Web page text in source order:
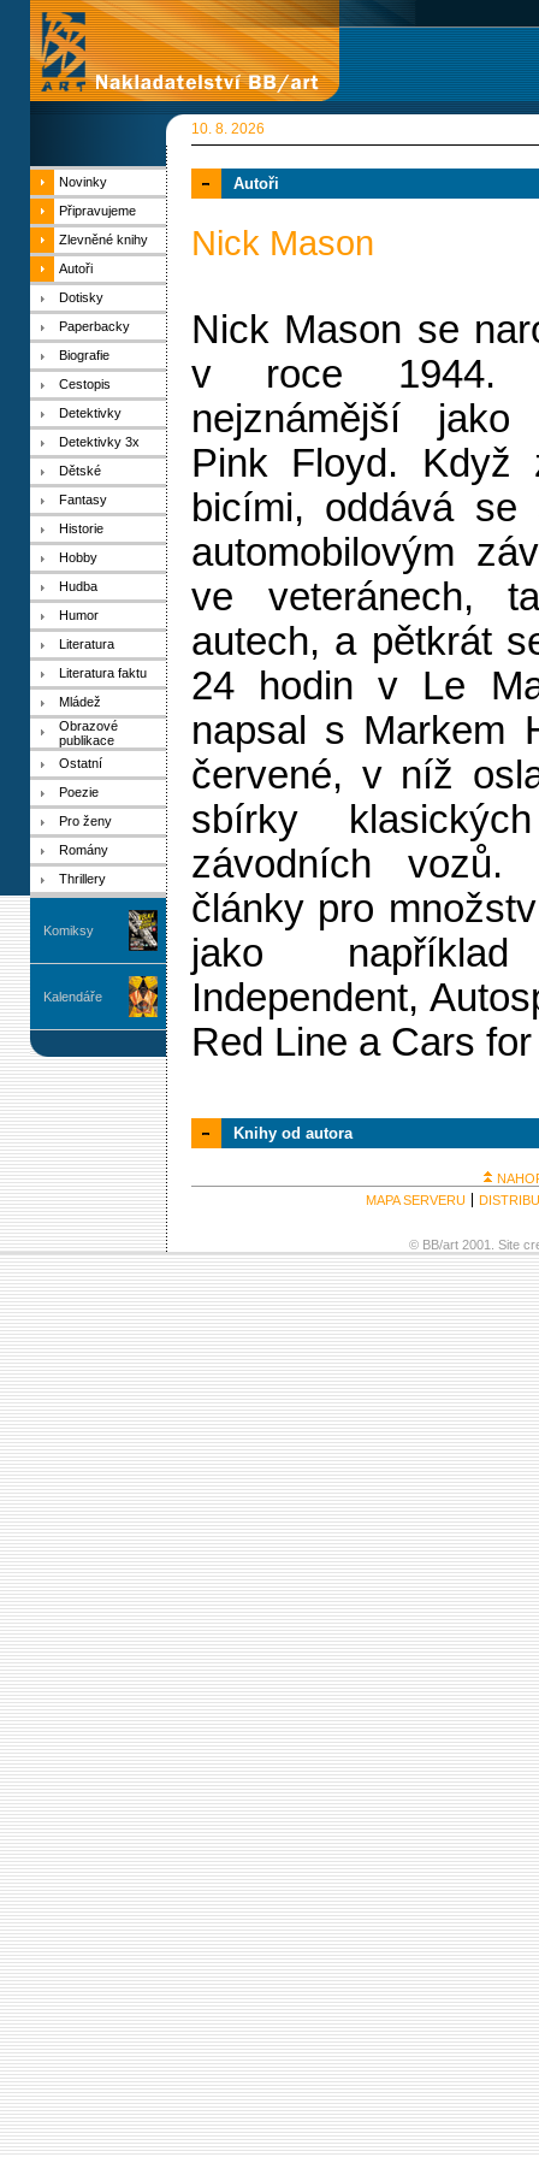
10. 8. 2026
Novinky
Připravujeme
Zlevněné knihy
Autoři
Dotisky
Paperbacky
Biografie
Cestopis
Detektivky
Detektivky 3x
Dětské
Fantasy
Historie
Hobby
Hudba
Humor
Literatura
Literatura faktu
Mládež
Obrazové
publikace
Ostatní
Poezie
Pro ženy
Romány
Thrillery
Komiksy
Kalendáře
Autoři
Nick Mason
Nick Mason se
v roce 1944.
nejznámější
Pink Floyd. Když
bicími, oddává
automobilovým
ve veteránech,
autech, a pětkrát
24 hodin v Le
napsal s Markem
červené, v níž
sbírky
závodních
články pro
jako
Independent,
Red Line a Cars
Knihy od autora
MAPA SERVERU
© BB/art 2001. Site